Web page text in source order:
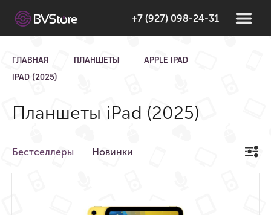
+7 (927) 098-24-31
ГЛАВНАЯ ПЛАНШЕТЫ
APPLE IPAD
IPAD (2025)
Планшеты iPad (2025)
Бестселлеры Новинки